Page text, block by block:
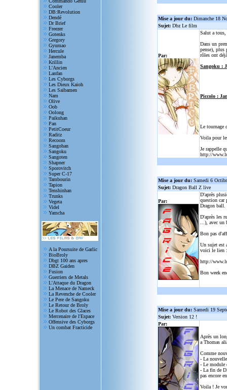
Cooler
DB:Revolution
Dendé
Dr Brief
Freezer
Gotenks
Gregory
Gyumao
Hercule
Janemba
Krillin
L'Ancien
Lanfan
Les Cyborgs
Les Dieux Kaioh
Les Saibamen
Nam
Olive
Oob
Oolong
Paikuhan
Pan
PetitCoeur
Raditz
Recoom
Sangohan
Sangoku
Sangoten
Shapner
Sporovitch
Super C-17
Tambourin
Tapion
Tenshinhan
Trunks
Vegeta
Videl
Yamcha
A la Poursuite de Garlic
BioBroly
Dbgt 100 ans apres
DBZ Gaiden
Fusion
Guerriers de Metals
L'Attaque du Dragon
La Menace de Nameck
La Revenche de Cooler
Le Pere de Sangoku
Le Retour de Broly
Le Robot des Glaces
Mercenaire de l'Espace
Offensive des Cyborgs
Un combat Fracticide
Mise a jour du: Dimanche 18
Sujet: Dbz Le film
Par:
Salut a
Dans un
pense), plus
rôles ont
Sangoku :
Piccolo :
Le tournage
Voila pour
Je rappelle
http://
Mise a jour du: Samedi 6
Sujet: Dragon Ball Z live
Par:
D'après
question car
Dragon ball.
D'après les
...), avec
Bon pas
Un sujet est
voici le lien :
http://
Bon week
Mise a jour du: Samedi 19
Sujet: Version 12 !
Par:
Après un
a Thomas
Comme
- La
- Le module
- La fin de
pas encore
Voila ! Je